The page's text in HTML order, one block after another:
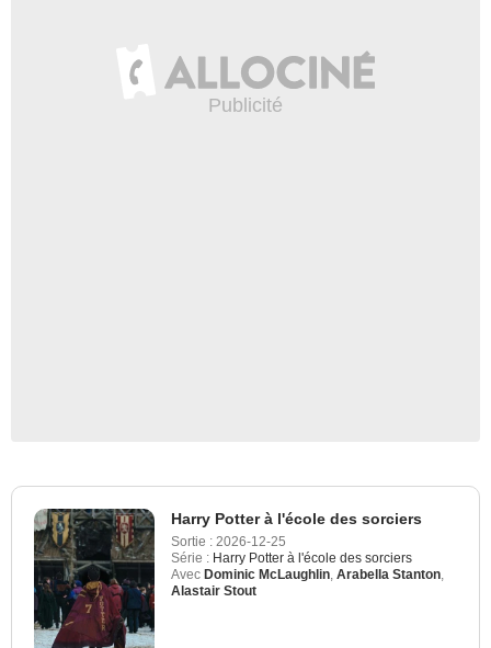
Harry Potter à l'école des sorciers
Sortie : 2026-12-25
Série : Harry Potter à l'école des sorciers
Avec Dominic McLaughlin Arabella Stanton
Alastair Stout